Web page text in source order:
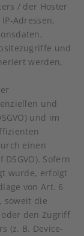
/ der Hoster
Adressen,
und
werden,
und
und im
einen
Sofern
wurde, erfolgt
von Art. 6
soweit die
den Zugriff
(z. B. Device-